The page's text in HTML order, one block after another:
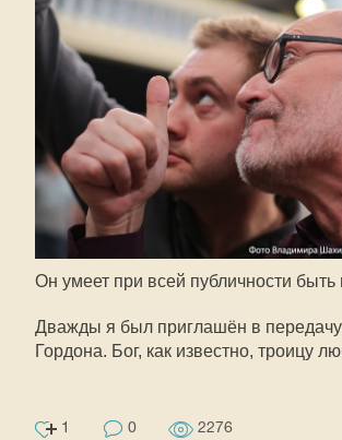
Он умеет при всей публичности
Дважды я был приглашён в
Гордона. Бог, как известно, троицу
1 0 2276